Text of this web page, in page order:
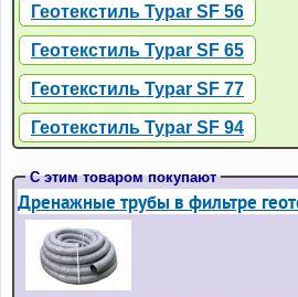
Геотекстиль Typar SF 56
Геотекстиль Typar SF 65
Геотекстиль Typar SF 77
Геотекстиль Typar SF 94
С этим товаром покупают
Дренажные трубы в фильтре